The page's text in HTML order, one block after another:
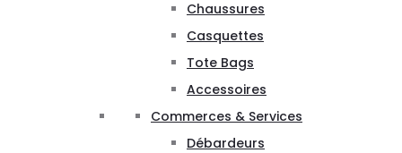
Chaussures
Casquettes
Tote Bags
Accessoires
Commerces & Services
Débardeurs